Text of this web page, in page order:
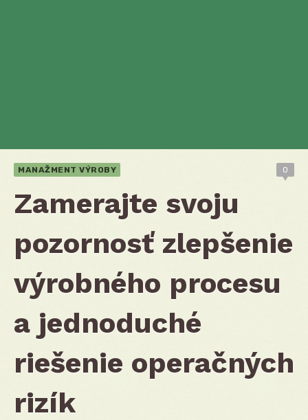
MANAŽMENT VÝROBY 0
Zamerajte svoju
pozornosť zlepšenie
výrobného procesu
a jednoduché
riešenie operačných
rizík